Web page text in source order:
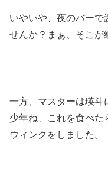
いやいや、夜のバーで
せんか？まぁ、そこが
一方、マスターは瑛斗
少年ね、これを食べた
ウィンクをしました。